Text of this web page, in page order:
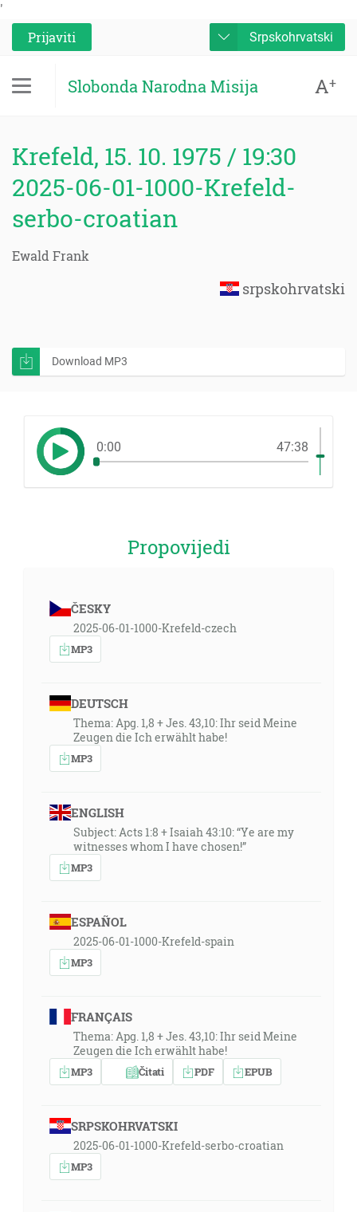
'
Prijaviti
Srpskohrvatski
Slobonda Narodna Misija A+
Krefeld, 15. 10. 1975 / 19:30
2025-06-01-1000-Krefeld-
serbo-croatian
Ewald Frank
srpskohrvatski
Download MP3
0:00 47:38
Propovijedi
ČESKY
2025-06-01-1000-Krefeld-czech
MP3
DEUTSCH
Thema: Apg. 1,8 + Jes. 43,10: Ihr seid Meine
Zeugen die Ich erwählt habe!
MP3
ENGLISH
Subject: Acts 1:8 + Isaiah 43:10: “Ye are my
witnesses whom I have chosen!”
MP3
ESPAÑOL
2025-06-01-1000-Krefeld-spain
MP3
FRANÇAIS
Thema: Apg. 1,8 + Jes. 43,10: Ihr seid Meine
Zeugen die Ich erwählt habe!
MP3 Čitati PDF EPUB
SRPSKOHRVATSKI
2025-06-01-1000-Krefeld-serbo-croatian
MP3